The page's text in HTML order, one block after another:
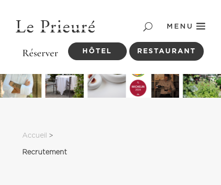
MENU
HÔTEL RESTAURANT
Accueil >
Recrutement